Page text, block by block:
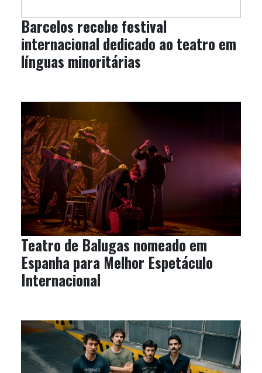
Barcelos recebe festival
internacional dedicado ao teatro em
línguas minoritárias
Teatro de Balugas nomeado em
Espanha para Melhor Espetáculo
Internacional